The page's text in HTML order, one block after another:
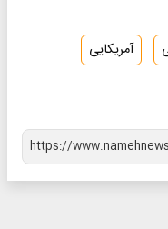
آمریکایی